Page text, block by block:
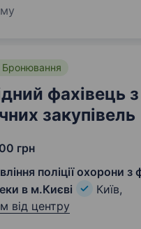
виробників лікарських
Бронювання
фахівець з
закупівель
грн
поліції охорони з
в м.Києві
Київ,
від центру